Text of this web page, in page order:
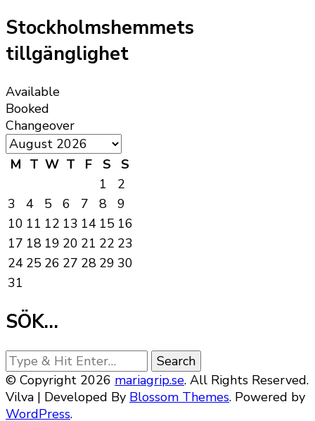
Stockholmshemmets
tillgänglighet
Available
Booked
Changeover
M T W T F S
S
1
2
3
4 5 6 7 8
9
10 11 12 13 14 15 16
17 18 19 20 21 22 23
24 25 26 27 28 29 30
31
SÖK…
Looking
for
Something?
© Copyright 2026 mariagrip.se. All Rights Reserved.
Vilva | Developed By Blossom Themes. Powered by
WordPress.